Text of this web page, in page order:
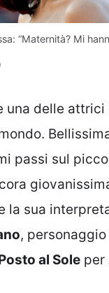
“Maternità? Mi
una delle attrici
passi sul
la sua
,
al Sole per